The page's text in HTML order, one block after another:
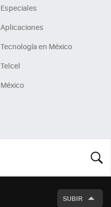
Especiales
Aplicaciones
Tecnología en México
Telcel
México
SUBIR